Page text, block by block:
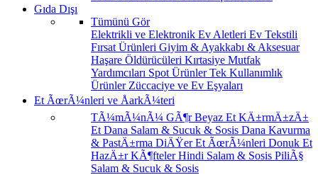
Gıda Dışı
Tümünü Gör
Elektrikli ve Elektronik Ev Aletleri Ev Tekstili
Fırsat Ürünleri Giyim & Ayakkabı & Aksesuar
Haşare Öldürücüleri Kırtasiye Mutfak
Yardımcıları Spot ÜrünlerTek Kullanımlık
Ürünler Züccaciye ve Ev Eşyaları
Et ÃœrÃ¼nleri ve ÅarkÃ¼teri
TÃ¼mÃ¼nÃ¼ GÃ¶rBeyaz Et KÄ±rmÄ±zÄ±
Et Dana Salam & Sucuk & Sosis Dana Kavurma
& PastÄ±rma DiÄŸer Et ÃœrÃ¼nleri Donuk Et
HazÄ±r KÃ¶ftelerHindi Salam & Sosis PiliÃ§
Salam & Sucuk & Sosis